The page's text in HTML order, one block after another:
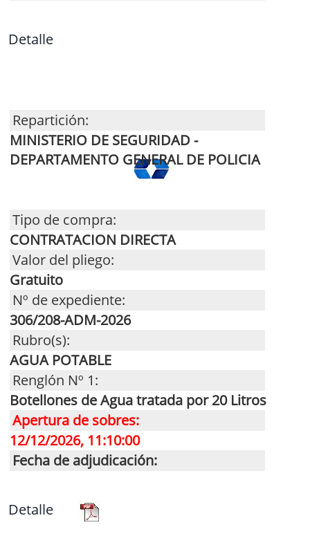
Detalle
Repartición:
MINISTERIO DE SEGURIDAD -
DEPARTAMENTO GENERAL DE POLICIA
Tipo de compra:
CONTRATACION DIRECTA
Valor del pliego:
Gratuito
Nº de expediente:
306/208-ADM-2026
Rubro(s):
AGUA POTABLE
Renglón Nº 1:
Botellones de Agua tratada por 20 Litros
Apertura de sobres:
12/12/2026, 11:10:00
Fecha de adjudicación:
Detalle